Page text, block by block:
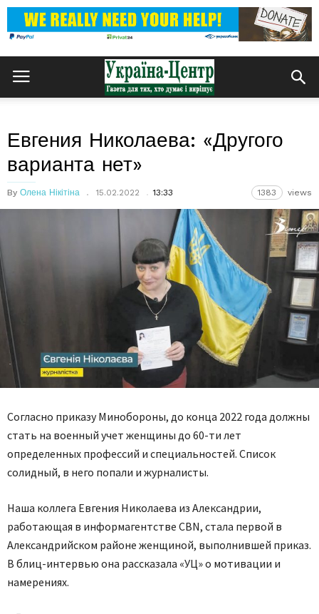
Евгения Николаева: «Другого
варианта нет»
By Олена Нікітіна 15.02.2022 13:33 1383 views
Согласно приказу Минобороны, до конца 2022 года должны
стать на военный учет женщины до 60-ти лет
определенных профессий и специальностей. Список
солидный, в него попали и журналисты.
Наша коллега Евгения Николаева из Александрии,
работающая в информагентстве CBN, стала первой в
Александрийском районе женщиной, выполнившей приказ.
В блиц-интервью она рассказала «УЦ» о мотивации и
намерениях.